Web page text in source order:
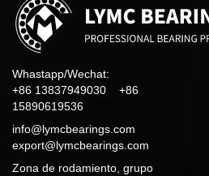
Whastapp/Wechat:
+86 13837949030 +86
15890619536
info@lymcbearings.com
export@lymcbearings.com
Zona de rodamiento, grupo